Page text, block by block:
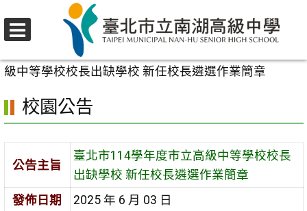
至
要
區
校園公告
級中等學校校長出缺學校 新任校長遴選作業簡章
校園公告
公告主旨
臺北市114學年度市立高級中等學校校長
出缺學校 新任校長遴選作業簡章
發佈日期
2025 年 6 月 03 日
選
單